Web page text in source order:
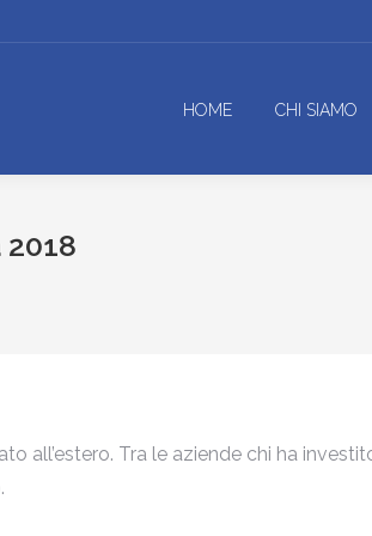
HOME CHI SIAMO
all’estero. Tra le aziende chi ha